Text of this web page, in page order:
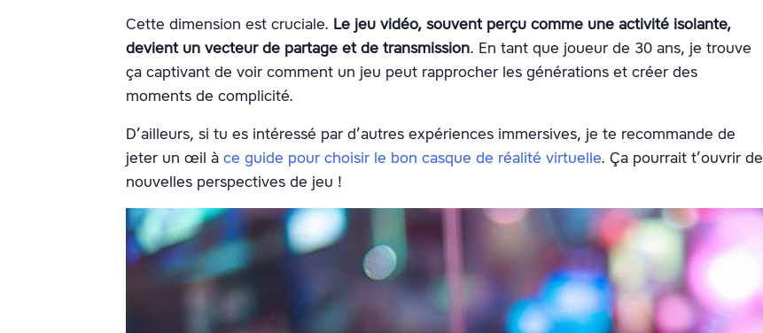
Cette dimension est cruciale. Le jeu vidéo, souvent perçu comme une activité isolante,
devient un vecteur de partage et de transmission. En tant que joueur de 30 ans, je trouve
ça captivant de voir comment un jeu peut rapprocher les générations et créer des
moments de complicité.
D’ailleurs, si tu es intéressé par d’autres expériences immersives, je te recommande de
jeter un œil à ce guide pour choisir le bon casque de réalité virtuelle. Ça pourrait t’ouvrir de
nouvelles perspectives de jeu !